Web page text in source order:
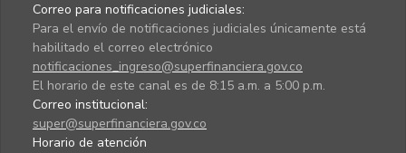
Correo para notificaciones judiciales:
Para el envío de notificaciones judiciales únicamente está
habilitado el correo electrónico
notificaciones_ingreso@superfinanciera.gov.co
El horario de este canal es de 8:15 a.m. a 5:00 p.m.
Correo institucional:
super@superfinanciera.gov.co
Horario de atención